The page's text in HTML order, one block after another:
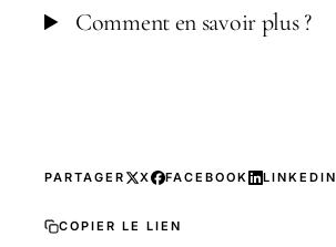
Comment en savoir plus ?
PARTAGER X FACEBOOK LINKEDIN
COPIER LE LIEN